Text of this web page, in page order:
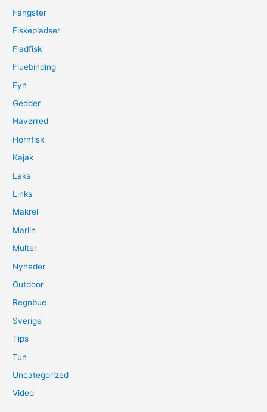
Fangster
Fiskepladser
Fladfisk
Fluebinding
Fyn
Gedder
Havørred
Hornfisk
Kajak
Laks
Links
Makrel
Marlin
Multer
Nyheder
Outdoor
Regnbue
Sverige
Tips
Tun
Uncategorized
Video